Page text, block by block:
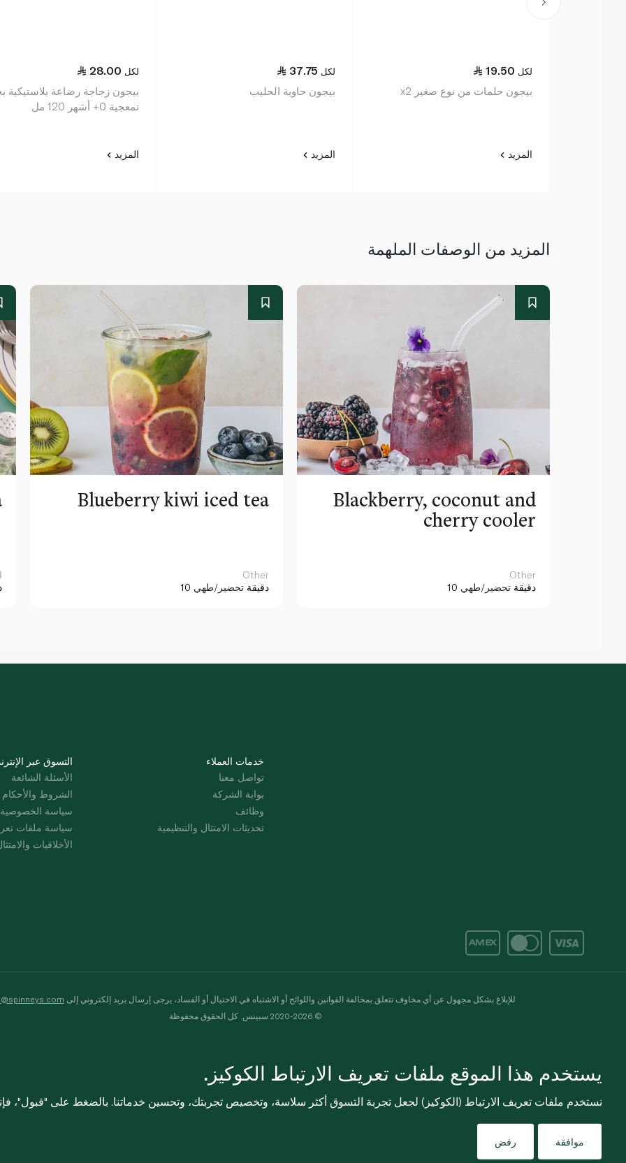
19.50 لكل
بيجون حلمات من نوع صغير x2
المزيد
37.75 لكل
بيجون حاوية الحليب
المزيد
28.00 لكل
بيجون زجاجة رضاعة بلاستيكية
تمعجية 0+ أشهر 120 مل
المزيد
المزيد من الوصفات الملهمة
Blueberry kiwi iced tea
Other
10 دقيقة تحضير/طهي
Blackberry, coconut and
cherry cooler
Other
10 دقيقة تحضير/طهي
التسوق عبر
الأسئلة الشائعة
الشروط والأحكام
سياسة الخصوصية
سياسة ملفات
الأخلاقيات
خدمات العملاء
تواصل معنا
بوابة الشركة
وظائف
تحديثات الامتثال والتنظيمية
للإبلاغ بشكل مجهول عن أي مخاوف تتعلق بمخالفة القوانين واللوائح أو الاشتباه في الاحتيال أو الفساد، يرجى إرسال بريد إلكتروني إلى
© 2020-2026 سبينس. كل الحقوق محفوظة
يستخدم هذا الموقع ملفات تعريف الارتباط الكوكيز.
نستخدم ملفات تعريف الارتباط (الكوكيز) لجعل تجربة التسوق أكثر سلاسة، وتخصيص تجربتك، وتحسين خدماتنا. بالضغط على "قبول"،
موافقة رفض